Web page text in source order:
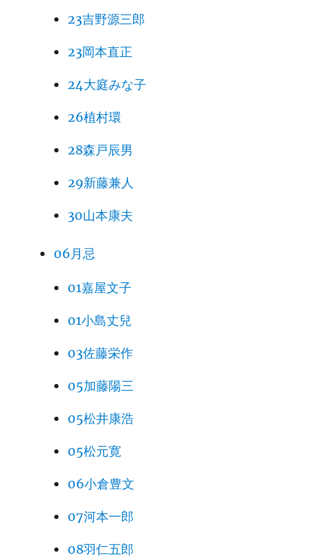
23吉野源三郎
23岡本直正
24大庭みな子
26植村環
28森戸辰男
29新藤兼人
30山本康夫
06月忌
01嘉屋文子
01小島丈兒
03佐藤栄作
05加藤陽三
05松井康浩
05松元寛
06小倉豊文
07河本一郎
08羽仁五郎